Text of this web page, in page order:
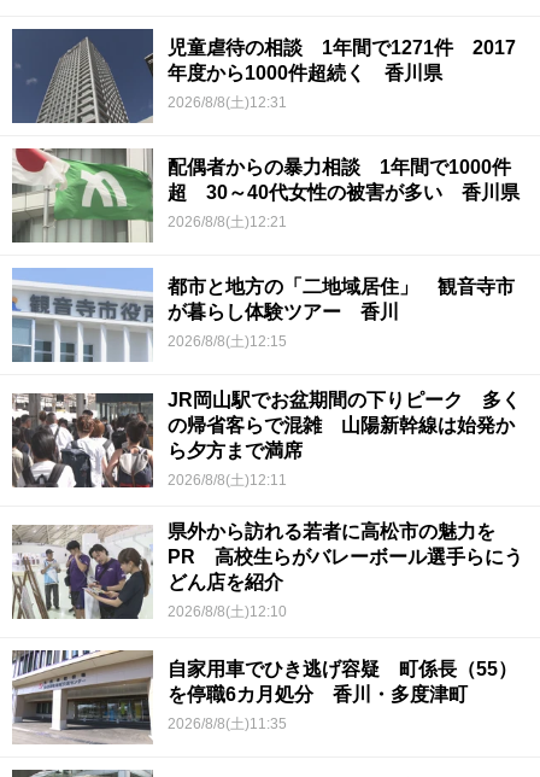
児童虐待の相談 1年間で1271件 2017
年度から1000件超続く 香川県
2026/8/8(土)12:31
配偶者からの暴力相談 1年間で1000件
超 30～40代女性の被害が多い 香川県
2026/8/8(土)12:21
都市と地方の「二地域居住」 観音寺市
が暮らし体験ツアー 香川
2026/8/8(土)12:15
JR岡山駅でお盆期間の下りピーク 多く
の帰省客らで混雑 山陽新幹線は始発か
ら夕方まで満席
2026/8/8(土)12:11
県外から訪れる若者に高松市の魅力を
PR 高校生らがバレーボール選手らにう
どん店を紹介
2026/8/8(土)12:10
自家用車でひき逃げ容疑 町係長（55）
を停職6カ月処分 香川・多度津町
2026/8/8(土)11:35